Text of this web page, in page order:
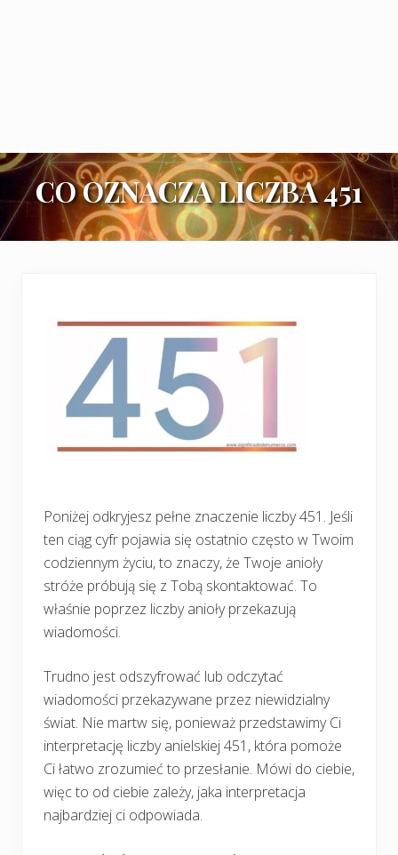
CO OZNACZA LICZBA 451
Poniżej odkryjesz pełne znaczenie liczby 451. Jeśli
ten ciąg cyfr pojawia się ostatnio często w Twoim
codziennym życiu, to znaczy, że Twoje anioły
stróże próbują się z Tobą skontaktować. To
właśnie poprzez liczby anioły przekazują
wiadomości.
Trudno jest odszyfrować lub odczytać
wiadomości przekazywane przez niewidzialny
świat. Nie martw się, ponieważ przedstawimy Ci
interpretację liczby anielskiej 451, która pomoże
Ci łatwo zrozumieć to przesłanie. Mówi do ciebie,
więc to od ciebie zależy, jaka interpretacja
najbardziej ci odpowiada.